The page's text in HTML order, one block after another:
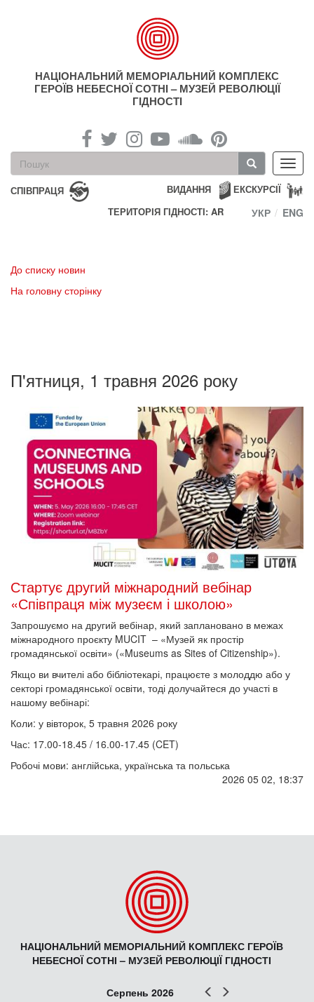
НАЦІОНАЛЬНИЙ МЕМОРІАЛЬНИЙ КОМПЛЕКС
ГЕРОЇВ НЕБЕСНОЇ СОТНІ – МУЗЕЙ РЕВОЛЮЦІЇ
ГІДНОСТІ
Пошукова
форма
Пошук
СПІВПРАЦЯ ЕКСКУРСІЇ
ВИДАННЯ
ТЕРИТОРІЯ ГІДНОСТІ: AR
УКР ENG
До списку новин
На головну сторінку
П'ятниця, 1 травня 2026 року
Стартує другий міжнародний вебінар
«Співпраця між музеєм і школою»
Запрошуємо на другий вебінар, який заплановано в межах
міжнародного проєкту MUCIT – «Музей як простір
громадянської освіти» («Museums as Sites of Citizenship»).
Якщо ви вчителі або бібліотекарі, працюєте з молоддю або у
секторі громадянської освіти, тоді долучайтеся до участі в
нашому вебінарі:
Коли: у вівторок, 5 травня 2026 року
Час: 17.00-18.45 / 16.00-17.45 (CET)
Робочі мови: англійська, українська та польська
2026 05 02, 18:37
НАЦІОНАЛЬНИЙ МЕМОРІАЛЬНИЙ КОМПЛЕКС ГЕРОЇВ
НЕБЕСНОЇ СОТНІ – МУЗЕЙ РЕВОЛЮЦІЇ ГІДНОСТІ
Попер
Серпень 2026